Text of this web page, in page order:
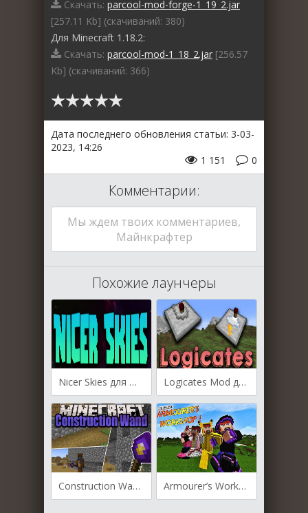
Скачать: parcool-mod-forge-1_19_2.jar
[257.11 Kb] (cкачиваний: 380)
Для Minecraft 1.18.2:
Скачать: parcool-mod-1_18_2.jar [256.57
Kb] (cкачиваний: 366)
Дата последнего обновления статьи: 3-03-
2023, 14:26
0
1 151
Комментарии:
Мы ждем твоих комментариев,
Майнкрафтер
Похожие лаунчеры
Nicer Skies для Майнкрафт [1.19.3, 1.19.2, 1.19.1] Logicates Mod для Майнкрафт [1.19.2, 1.19.1, 1.18.2]
Construction Wand для Майнкрафт [1.19.3, 1.19.2, 1.18.2] Armourer’s Workshop для Майнкрафт [1.19.3, 1.19.2, 1.18.2]